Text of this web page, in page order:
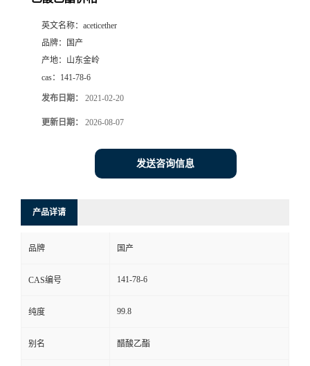
英文名称： aceticether
品牌：
国产
产地： 山东金岭
cas： 141-78-6
发布日期： 2021-02-20
更新日期： 2026-08-07
发送咨询信息
产品详请
品牌 国产
CAS编号 141-78-6
纯度 99.8
别名 醋酸乙酯